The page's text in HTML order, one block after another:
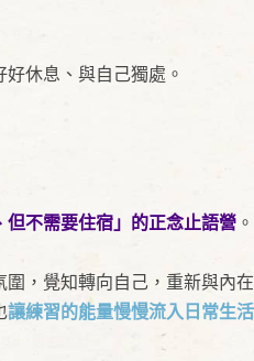
休息、與自己獨處。
但不需要住宿」的正念止語營 。
圍，覺知轉向自己，重新與內
讓練習的能量慢慢流入日常生活